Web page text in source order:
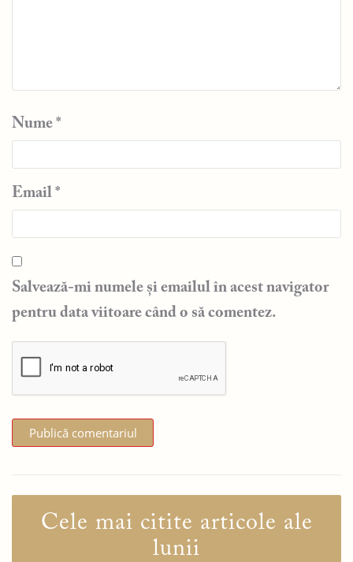
Nume *
Email *
Salvează-mi numele și emailul în acest navigator
pentru data viitoare când o să comentez.
Cele mai citite articole ale
lunii